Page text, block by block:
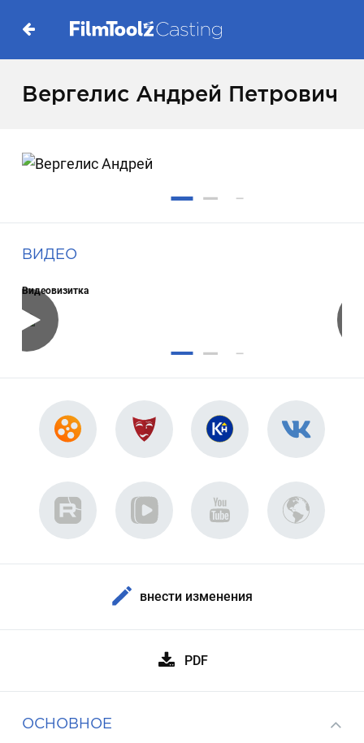
Вергелис Андрей Петрович
ВИДЕО
Видеовизитка
внести изменения
PDF
ОСНОВНОЕ